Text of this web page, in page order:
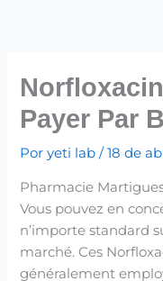
conteúdo
Payer Par
Poryeti lab/18 de
Pharmacie
Vous pouvez en
n’importe standard
marché. Ces
généralement